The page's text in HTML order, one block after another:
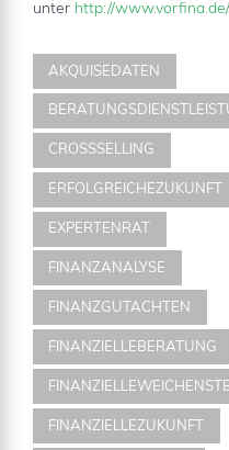
unter http://
AKQUISEDATEN
CROSSSELLING
ERFOLGREICHEZUKUNFT
EXPERTENRAT
FINANZANALYSE
FINANZGUTACHTEN
FINANZIELLEBERATUNG
FINANZIELLEZUKUNFT